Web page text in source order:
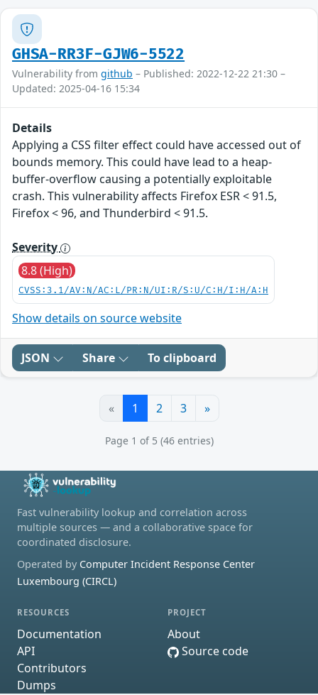
GHSA-RR3F-GJW6-5522
Vulnerability from github – Published: 2022-12-22 21:30 –
Updated: 2025-04-16 15:34
Details
Applying a CSS filter effect could have accessed out of
bounds memory. This could have lead to a heap-
buffer-overflow causing a potentially exploitable
crash. This vulnerability affects Firefox ESR < 91.5,
Firefox < 96, and Thunderbird < 91.5.
Severity
8.8 (High)
CVSS:3.1/AV:N/AC:L/PR:N/UI:R/S:U/C:H/I:H/A:H
Show details on source website
JSON Share To clipboard
« 1 2 3 »
Page 1 of 5 (46 entries)
Fast vulnerability lookup and correlation across
multiple sources — and a collaborative space for
coordinated disclosure.
Operated by Computer Incident Response Center
Luxembourg (CIRCL)
RESOURCES
Documentation
API
Contributors
Dumps
PROJECT
About
Source code